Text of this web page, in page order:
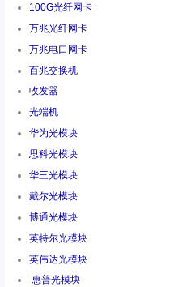
100G光纤网卡
万兆光纤网卡
万兆电口网卡
百兆交换机
收发器
光端机
华为光模块
思科光模块
华三光模块
戴尔光模块
博通光模块
英特尔光模块
英伟达光模块
惠普光模块